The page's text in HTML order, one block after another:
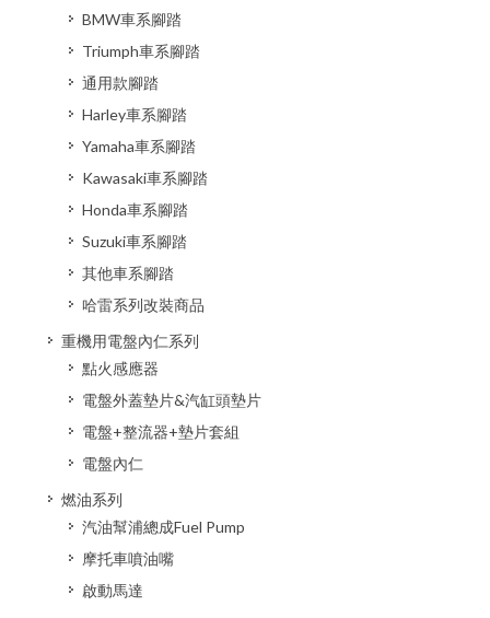
BMW車系腳踏
Triumph車系腳踏
通用款腳踏
Harley車系腳踏
Yamaha車系腳踏
Kawasaki車系腳踏
Honda車系腳踏
Suzuki車系腳踏
其他車系腳踏
哈雷系列改裝商品
重機用電盤內仁系列
點火感應器
電盤外蓋墊片&汽缸頭墊片
電盤+整流器+墊片套組
電盤內仁
燃油系列
汽油幫浦總成Fuel Pump
摩托車噴油嘴
啟動馬達